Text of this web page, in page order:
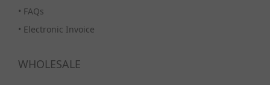
• FAQs
• Electronic Invoice
WHOLESALE